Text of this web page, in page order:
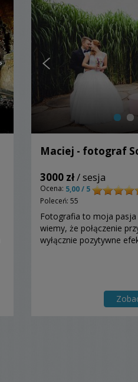
Maciej - fotograf
3000 zł/ sesja
Ocena: 5,00 / 5
Poleceń: 55
Fotografia to moja
wiemy, że połączenie
wyłącznie pozytywne